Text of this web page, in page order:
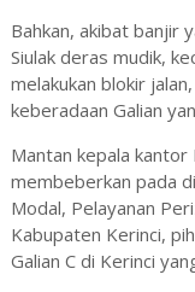
Bahkan, akibat banjir
Siulak deras mudik,
melakukan blokir
keberadaan Galian
Mantan kepala kantor
membeberkan pada
Modal, Pelayanan
Kabupaten Kerinci,
Galian C di Kerinci